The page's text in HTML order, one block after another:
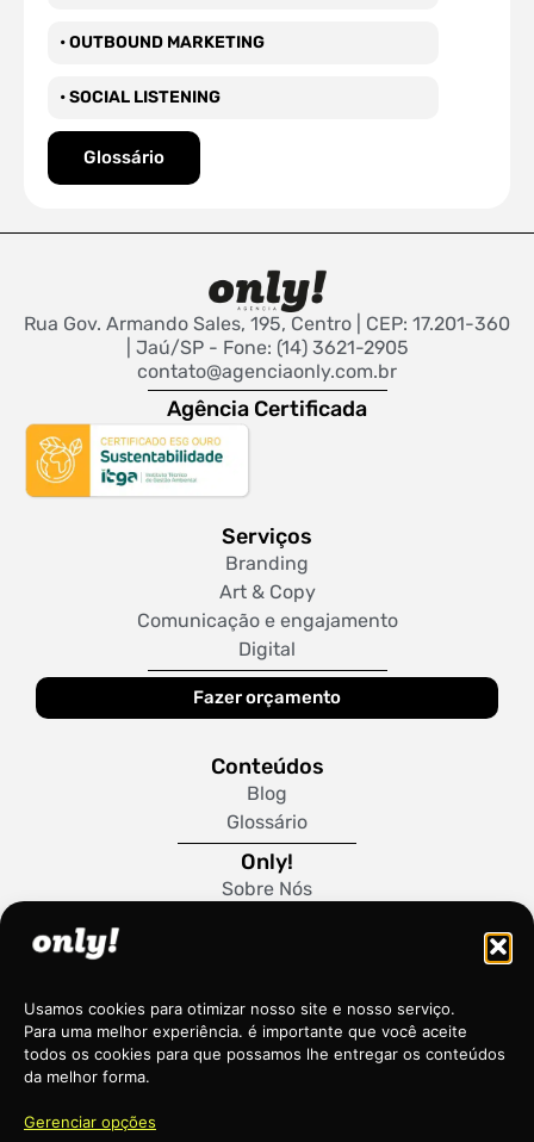
Usamos cookies para otimizar nosso site e nosso serviço.
Para uma melhor experiência. é importante que você aceite
todos os cookies para que possamos lhe entregar os conteúdos
da melhor forma.
Gerenciar opções
• OUTBOUND MARKETING
• SOCIAL LISTENING
Glossário
Rua Gov. Armando Sales, 195, Centro | CEP: 17.201-360
| Jaú/SP - Fone: (14) 3621-2905
contato@agenciaonly.com.br
Agência Certificada
Serviços
Branding
Art & Copy
Comunicação e engajamento
Digital
Fazer orçamento
Conteúdos
Blog
Glossário
Only!
Sobre Nós